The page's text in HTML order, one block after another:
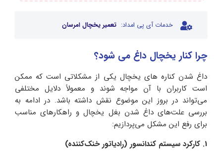
خدمات آی پی امداد: تعمیر یخچال امرسان
چرا کنار یخچال داغ می شود؟
داغ شدن کناره های یخچال یکی از مشکلاتی است که ممکن
است کاربران با آن مواجه شوند و معمولاً دلایل مختلفی
می‌تواند در بروز این موضوع نقش داشته باشد. در ادامه به
بررسی علت‌های داغ شدن بغل یخچال و راهکارهای مناسب
برای رفع این مشکل می‌پردازیم:
1. کارکرد سیستم کندانسور (رادیاتور خنک‌کننده)